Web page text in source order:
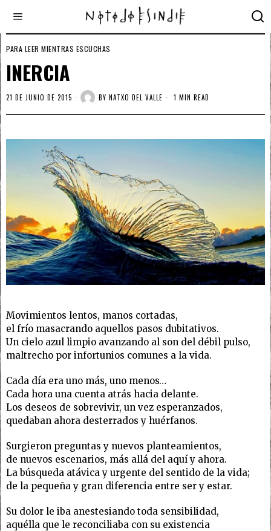
PARA LEER MIENTRAS ESCUCHAS
INERCIA
21 DE JUNIO DE 2015 BY NATXO DEL VALLE 1 MIN READ
Movimientos lentos, manos cortadas,
el frío masacrando aquellos pasos dubitativos.
Un cielo azul limpio avanzando al son del débil pulso,
maltrecho por infortunios comunes a la vida.
Cada día era uno más, uno menos…
Cada hora una cuenta atrás hacia delante.
Los deseos de sobrevivir, un vez esperanzados,
quedaban ahora desterrados y huérfanos.
Surgieron preguntas y nuevos planteamientos,
de nuevos escenarios, más allá del aquí y ahora.
La búsqueda atávica y urgente del sentido de la vida;
de la pequeña y gran diferencia entre ser y estar.
Su dolor le iba anestesiando toda sensibilidad,
aquélla que le reconciliaba con su existencia